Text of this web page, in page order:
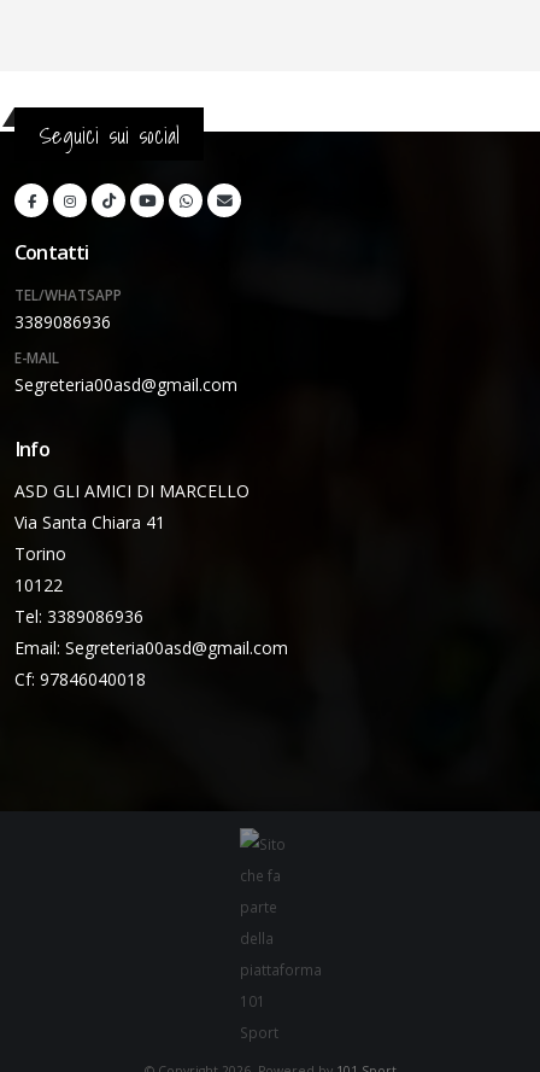
Seguici sui social
Contatti
TEL/WHATSAPP
3389086936
E-MAIL
Segreteria00asd@gmail.com
Info
ASD GLI AMICI DI MARCELLO
Via Santa Chiara 41
Torino
10122
Tel: 3389086936
Email: Segreteria00asd@gmail.com
Cf: 97846040018